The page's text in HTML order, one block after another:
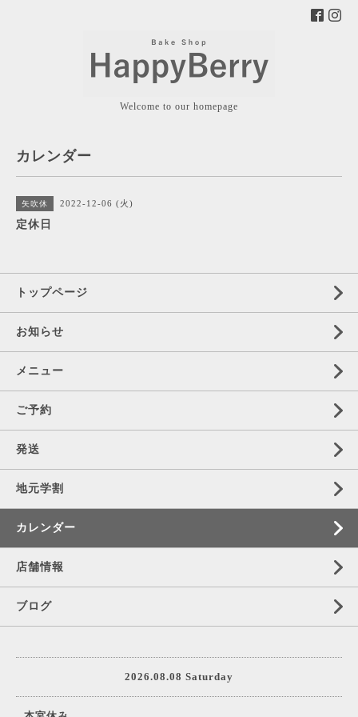
Welcome to our homepage
カレンダー
矢吹休 2022-12-06 (火)
定休日
トップページ
お知らせ
メニュー
ご予約
発送
地元学割
カレンダー
店舗情報
ブログ
2026.08.08 Saturday